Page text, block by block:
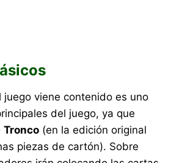
juego viene contenido es uno
del juego, ya que
Tronco (en la edición original
piezas de cartón). Sobre